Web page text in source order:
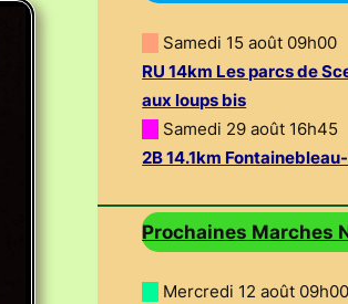
Samedi 15 août 09h00
RU 14km Les parcs de
aux loups bis
Samedi 29 août 16h45
2B 14.1km
Prochaines Marches
Mercredi 12 août 09h00